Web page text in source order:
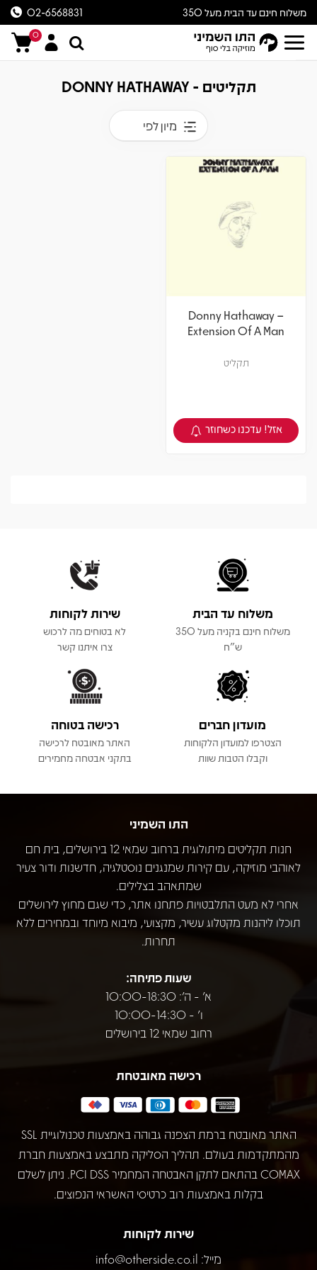
משלוח חינם עד הבית מעל 350
ש״ח
02-6568831
0
תקליטים - DONNY HATHAWAY
מיון לפי
Donny Hathaway –
Extension Of A Man
תקליט
צפיה במוצר
אזל! עדכנו כשחוזר
משלוח עד הבית
משלוח חינם בקניה מעל 350
ש"ח
שירות לקוחות
לא בטוחים מה לרכוש
צרו איתנו קשר
מועדון חברים
הצטרפו למועדון הלקוחות
וקבלו הטבות שוות
רכישה בטוחה
האתר מאובטח לרכישה
בתקני אבטחה מחמירים
התו השמיני
חנות תקליטים מיתולוגית ברחוב שמאי 12 בירושלים, בית חם
לאוהבי מוזיקה, עם קירות שמנגנים נוסטלגיה, חדשנות ודור צעיר
שמתאהב בצלילים.
אחרי לא מעט התלבטויות פתחנו אתר, כדי שגם מחוץ לירושלים
תוכלו ליהנות מקטלוג עשיר, מקצועי, מיבוא מיוחד ובמחירים ללא
תחרות.
שעות פתיחה:
א' - ה': 10:00-18:30
ו' - 10:00-14:30
רחוב שמאי 12 בירושלים
רכישה מאובטחת
האתר מאובטח ברמת הצפנה גבוהה באמצעות טכנולוגיית SSL
מהמתקדמות בעולם. תהליך הסליקה מתבצע באמצעות חברת
COMAX בהתאם לתקן האבטחה המחמיר PCI DSS. ניתן לשלם
בקלות באמצעות רוב כרטיסי האשראי הנפוצים.
שירות לקוחות
מייל: info@otherside.co.il